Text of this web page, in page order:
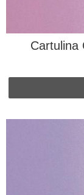
Cartulina